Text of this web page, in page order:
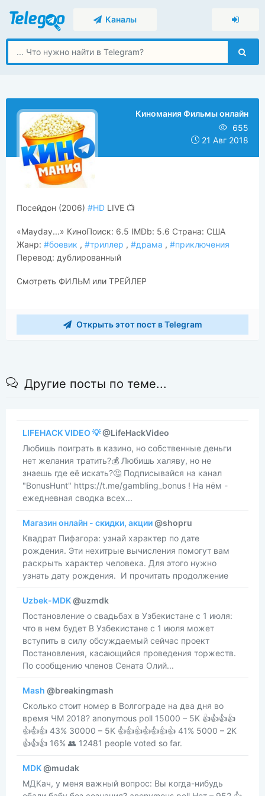
Каналы
Киномания Фильмы онлайн
655
21 Авг 2018
​​Посейдон (2006) #HD LIVE 📺
«Mayday...» КиноПоиск: 6.5 IMDb: 5.6 Страна: США
Жанр: #боевик , #триллер , #драма , #приключения
Перевод: дублированный
Смотреть ФИЛЬМ или ТРЕЙЛЕР
Открыть этот пост в Telegram
Другие посты по теме...
LIFEHACK VIDEO 💡@LifeHackVideo
​​Любишь поиграть в казино, но собственные деньги
нет желания тратить?💰 Любишь халяву, но не
знаешь где её искать?🤔 Подписывайся на канал
"BonusHunt" https://t.me/gambling_bonus ! На нём -
ежедневная сводка всех...
Магазин онлайн - скидки, акции@shopru
​​Квадрат Пифагора: узнай характер по дате
рождения. Эти нехитрые вычисления помогут вам
раскрыть характер человека. Для этого нужно
узнать дату рождения. И прочитать продолжение
Uzbek-MDK@uzmdk
Постановление о свадьбах в Узбекистане с 1 июля:
что в нем будет В Узбекистане с 1 июля может
вступить в силу обсуждаемый сейчас проект
Постановления, касающийся проведения торжеств.
По сообщению членов Сената Олий...
Mash @breakingmash
Сколько стоит номер в Волгограде на два дня во
время ЧМ 2018? anonymous poll 15000 – 5K 👍👍👍👍
👍👍👍 43% 30000 – 5K 👍👍👍👍👍👍👍 41% 5000 – 2K
👍👍👍 16% 👥 12481 people voted so far.
MDK@mudak
МДКач, у меня важный вопрос: Вы когда-нибудь